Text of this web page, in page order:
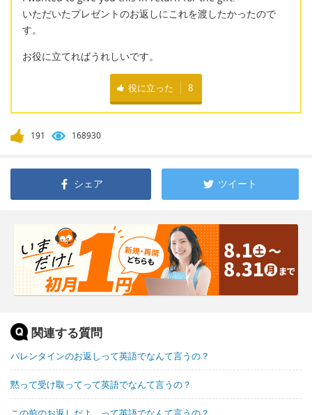
いただいたプレゼントのお返しにこれを渡したかったので
す。
お役に立てればうれしいです。
役に立った 8
191 168930
シェア ツイート
関連する質問
バレンタインのお返しって英語でなんて言うの？
黙って受け取ってって英語でなんて言うの？